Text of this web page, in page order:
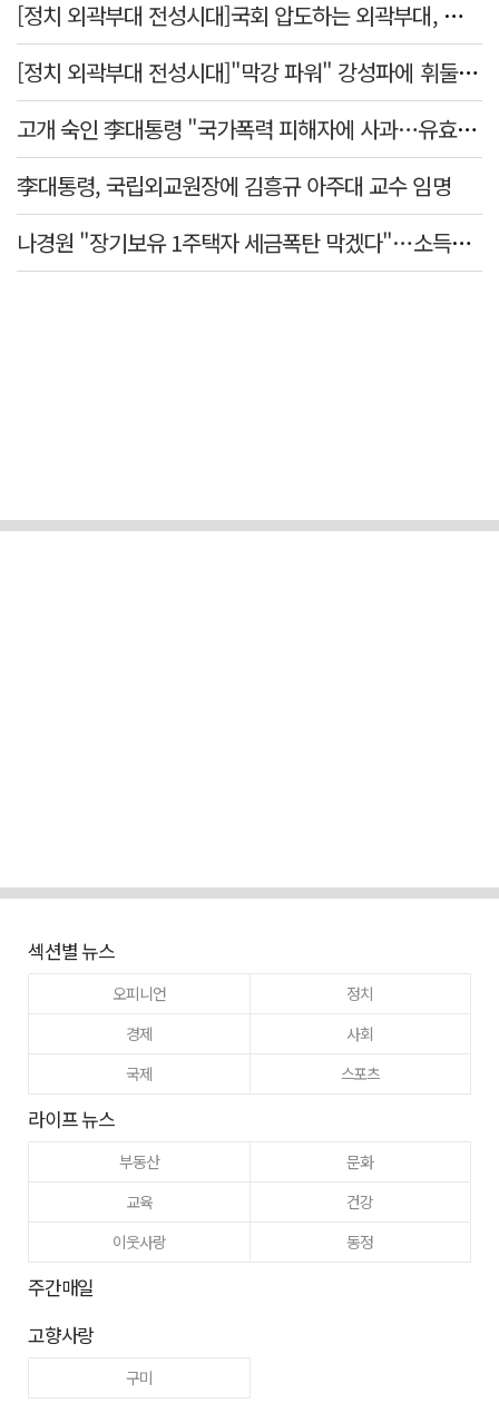
[정치 외곽부대 전성시대]국회 압도하는 외곽부대, 목소리 왜 커지나?
[정치 외곽부대 전성시대]"막강 파워" 강성파에 휘둘리는 여야 …"이슈 메이킹" 커지는 변방의 북소리
고개 숙인 李대통령 "국가폭력 피해자에 사과…유효기간 없는 책임"
李대통령, 국립외교원장에 김흥규 아주대 교수 임명
나경원 "장기보유 1주택자 세금폭탄 막겠다"…소득세법 개정안 발의
섹션별 뉴스
오피니언
정치
경제
사회
국제
스포츠
라이프 뉴스
부동산
문화
교육
건강
이웃사랑
동정
주간매일
고향사랑
구미